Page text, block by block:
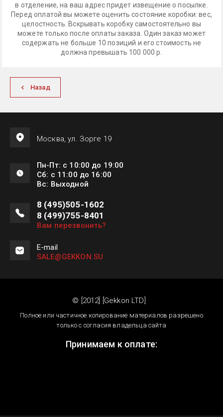
в отделение, на ваш адрес придет извещение о посылке.
Перед оплатой вы можете оценить состояние коробки: вес,
целостность. Вскрывать коробку самостоятельно вы
можете только после оплаты заказа. Один заказ может
содержать не больше 10 позиций и его стоимость не
должна превышать 100 000 р.
Назад
Москва, ул. Зорге 19
Пн-Пт: с 10:00 до 19:00
Сб: с 11:00 до 16:00
Вс: Выходной
8 (495)505-1602
8 (499)755-8401
Вам перезвонить?
E-mail
SALE@GEKKON.SU
© [2012] [Gekkon LTD]
Полное или частичное копирование материалов разрешено
только с согласия владельца сайта
Принимаем к оплате: